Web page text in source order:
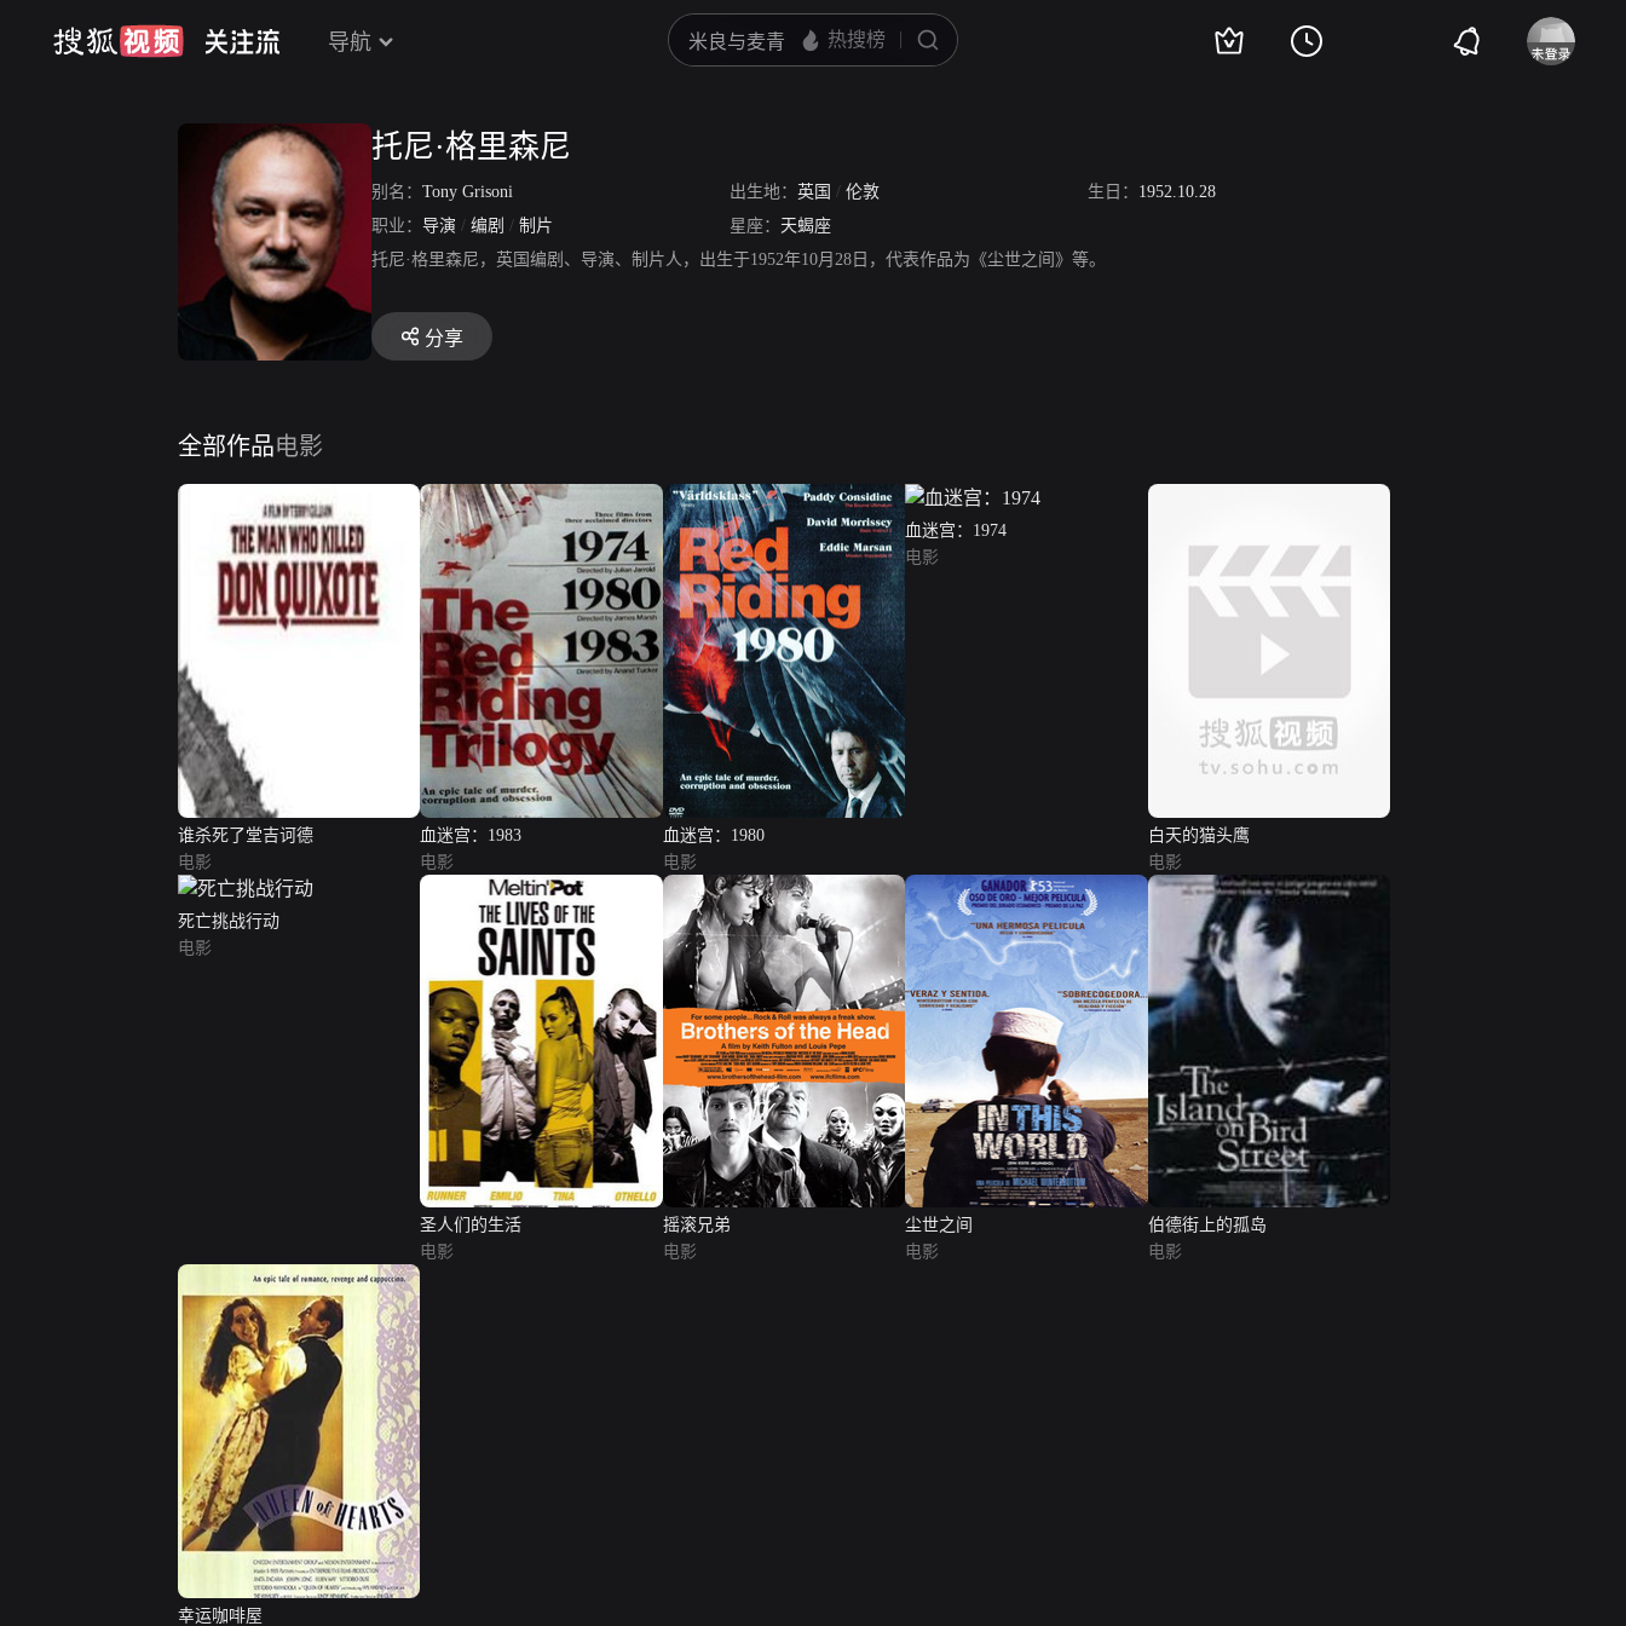
导航
托尼·格里森尼
别名： Tony Grisoni 出生地： 英国 / 伦敦 生日： 1952.10.28
职业： 导演 / 编剧 / 制片 星座： 天蝎座
托尼·格里森尼，英国编剧、导演、制片人，出生于1952年10月28日，代表作品为《尘世之间》等。
分享
全部作品电影
谁杀死了堂吉诃德
电影
血迷宫：1983
电影
血迷宫：1980
电影
血迷宫：1974
电影
白天的猫头鹰
电影
死亡挑战行动
电影
圣人们的生活
电影
摇滚兄弟
电影
尘世之间
电影
伯德街上的孤岛
电影
幸运咖啡屋